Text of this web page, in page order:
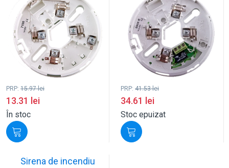
PRP: 15.97lei
13.31 lei
În stoc
PRP: 41.53lei
34.61 lei
Stoc epuizat
Sirena de incendiu